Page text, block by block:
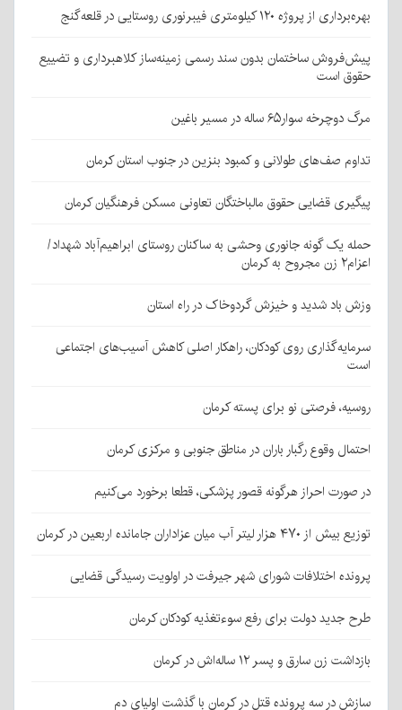
بهره‌برداری از پروژه ۱۲۰ کیلومتری فیبرنوری روستایی در قلعه‌گنج
پیش‌فروش ساختمان بدون سند رسمی زمینه‌ساز کلاهبرداری و تضییع
حقوق است
مرگ دوچرخه سوار۶۵ ساله در مسیر باغین
تداوم صف‌های طولانی و کمبود بنزین در جنوب استان کرمان
پیگیری قضایی حقوق مالباختگان تعاونی مسکن فرهنگیان کرمان
حمله یک گونه جانوری وحشی به ساکنان روستای ابراهیم‌آباد شهداد/
اعزام۲ زن مجروح به کرمان
وزش باد شدید و خیزش گردوخاک در راه استان
سرمایه‌گذاری روی کودکان، راهکار اصلی کاهش آسیب‌های اجتماعی
است
روسیه، فرصتی نو برای پسته کرمان
احتمال وقوع رگبار باران در مناطق جنوبی و مرکزی کرمان
در صورت احراز هرگونه قصور پزشکی، قطعا برخورد می‌کنیم
توزیع بیش از ۴۷۰ هزار لیتر آب میان عزاداران جامانده اربعین در کرمان
پرونده اختلافات شورای شهر جیرفت در اولویت رسیدگی قضایی
طرح جدید دولت برای رفع سوءتغذیه کودکان کرمان
بازداشت زن سارق و پسر ۱۲ ساله‌اش در کرمان
سازش در سه پرونده قتل در کرمان با گذشت اولیای دم